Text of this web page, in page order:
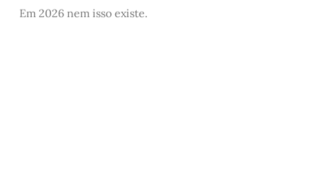
Em 2026 nem isso existe.